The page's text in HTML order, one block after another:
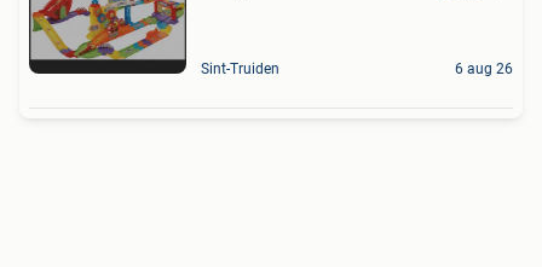
Sint-Truiden 6 aug 26